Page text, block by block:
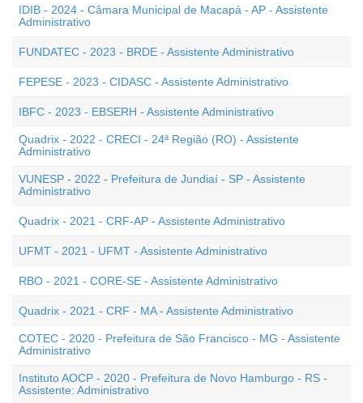
IDIB - 2024 - Câmara Municipal de Macapá - AP - Assistente
Administrativo
FUNDATEC - 2023 - BRDE - Assistente Administrativo
FEPESE - 2023 - CIDASC - Assistente Administrativo
IBFC - 2023 - EBSERH - Assistente Administrativo
Quadrix - 2022 - CRECI - 24ª Região (RO) - Assistente
Administrativo
VUNESP - 2022 - Prefeitura de Jundiaí - SP - Assistente
Administrativo
Quadrix - 2021 - CRF-AP - Assistente Administrativo
UFMT - 2021 - UFMT - Assistente Administrativo
RBO - 2021 - CORE-SE - Assistente Administrativo
Quadrix - 2021 - CRF - MA - Assistente Administrativo
COTEC - 2020 - Prefeitura de São Francisco - MG - Assistente
Administrativo
Instituto AOCP - 2020 - Prefeitura de Novo Hamburgo - RS -
Assistente: Administrativo